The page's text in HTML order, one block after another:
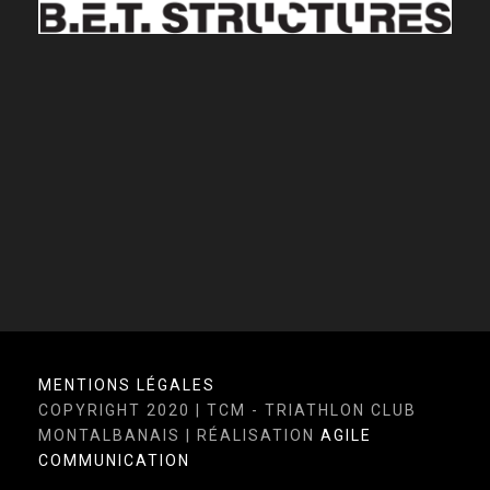
MEUBLES PLANTADE
MENTIONS LÉGALES
COPYRIGHT 2020 | TCM - TRIATHLON CLUB
MONTALBANAIS | RÉALISATION AGILE
COMMUNICATION